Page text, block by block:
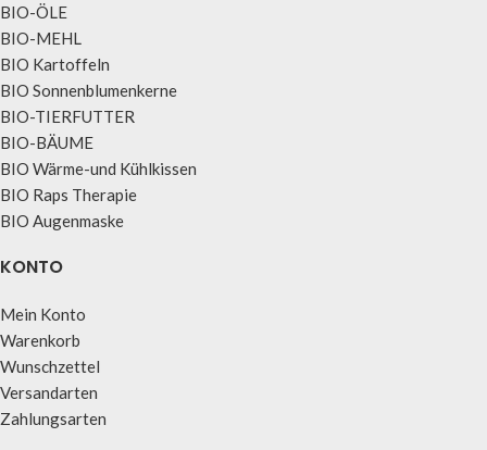
BIO-ÖLE
BIO-MEHL
BIO Kartoffeln
BIO Sonnenblumenkerne
BIO-TIERFUTTER
BIO-BÄUME
BIO Wärme-und Kühlkissen
BIO Raps Therapie
BIO Augenmaske
KONTO
Mein Konto
Warenkorb
Wunschzettel
Versandarten
Zahlungsarten